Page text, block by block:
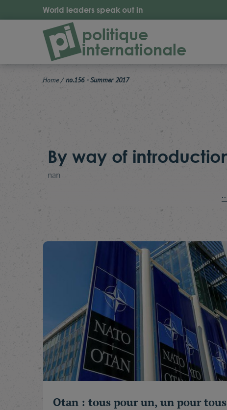
World leaders speak out in
politique
internationale
Home / no.156 - Summer 2017
By way of
nan
Otan : tous pour un, un pour tous